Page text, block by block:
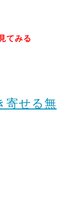
てみる
寄せる無